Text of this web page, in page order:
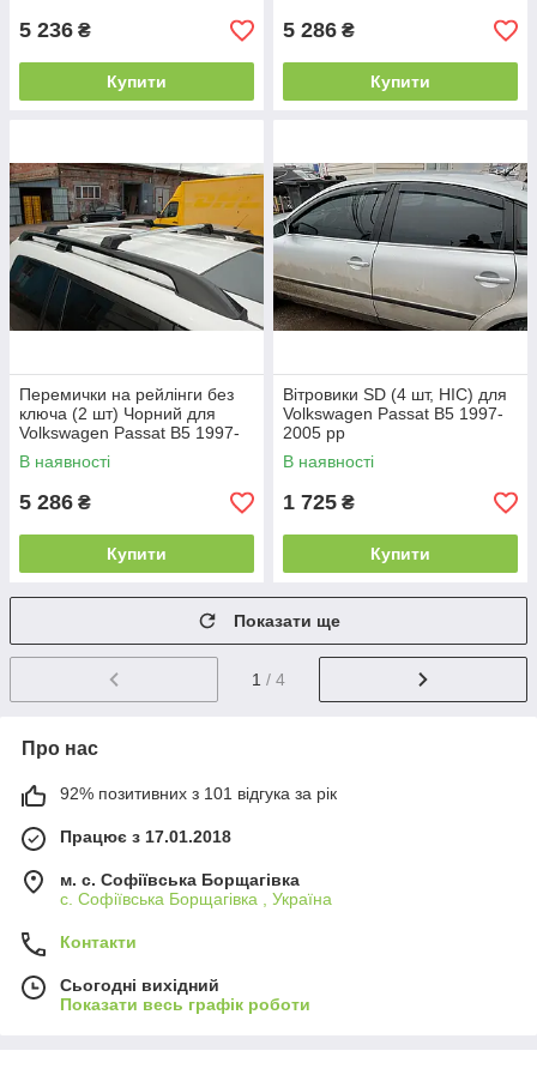
5 236 ₴
Купити
5 286 ₴
Купити
Перемички на рейлінги без
ключа (2 шт) Чорний для
Volkswagen Passat B5 1997-
2005 рр
В наявності
5 286 ₴
Купити
Вітровики SD (4 шт, HIC) для
Volkswagen Passat B5 1997-
2005 рр
В наявності
1 725 ₴
Купити
Показати ще
1 / 4
Про нас
92% позитивних з 101 відгука за рік
Працює з 17.01.2018
м. c. Софіївська Борщагівка
c. Софіївська Борщагівка , Україна
Контакти
Сьогодні вихідний
Показати весь графік роботи